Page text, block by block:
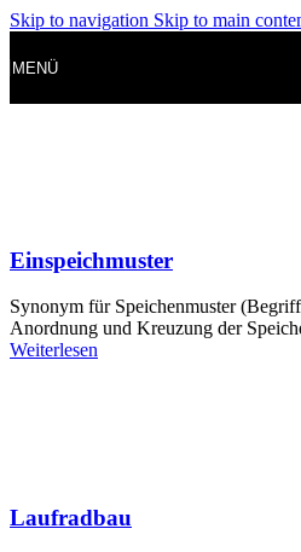
Skip to navigation Skip to main
MENÜ
Einspeichmuster
Synonym für Speichenmuster
Anordnung und Kreuzung der
Weiterlesen
Laufradbau